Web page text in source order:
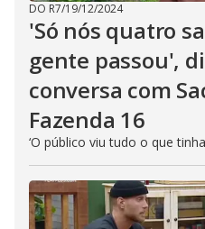
DO R7/19/12/2024
'Só nós quatro
gente passou',
conversa com
Fazenda 16
‘O público viu tudo o que